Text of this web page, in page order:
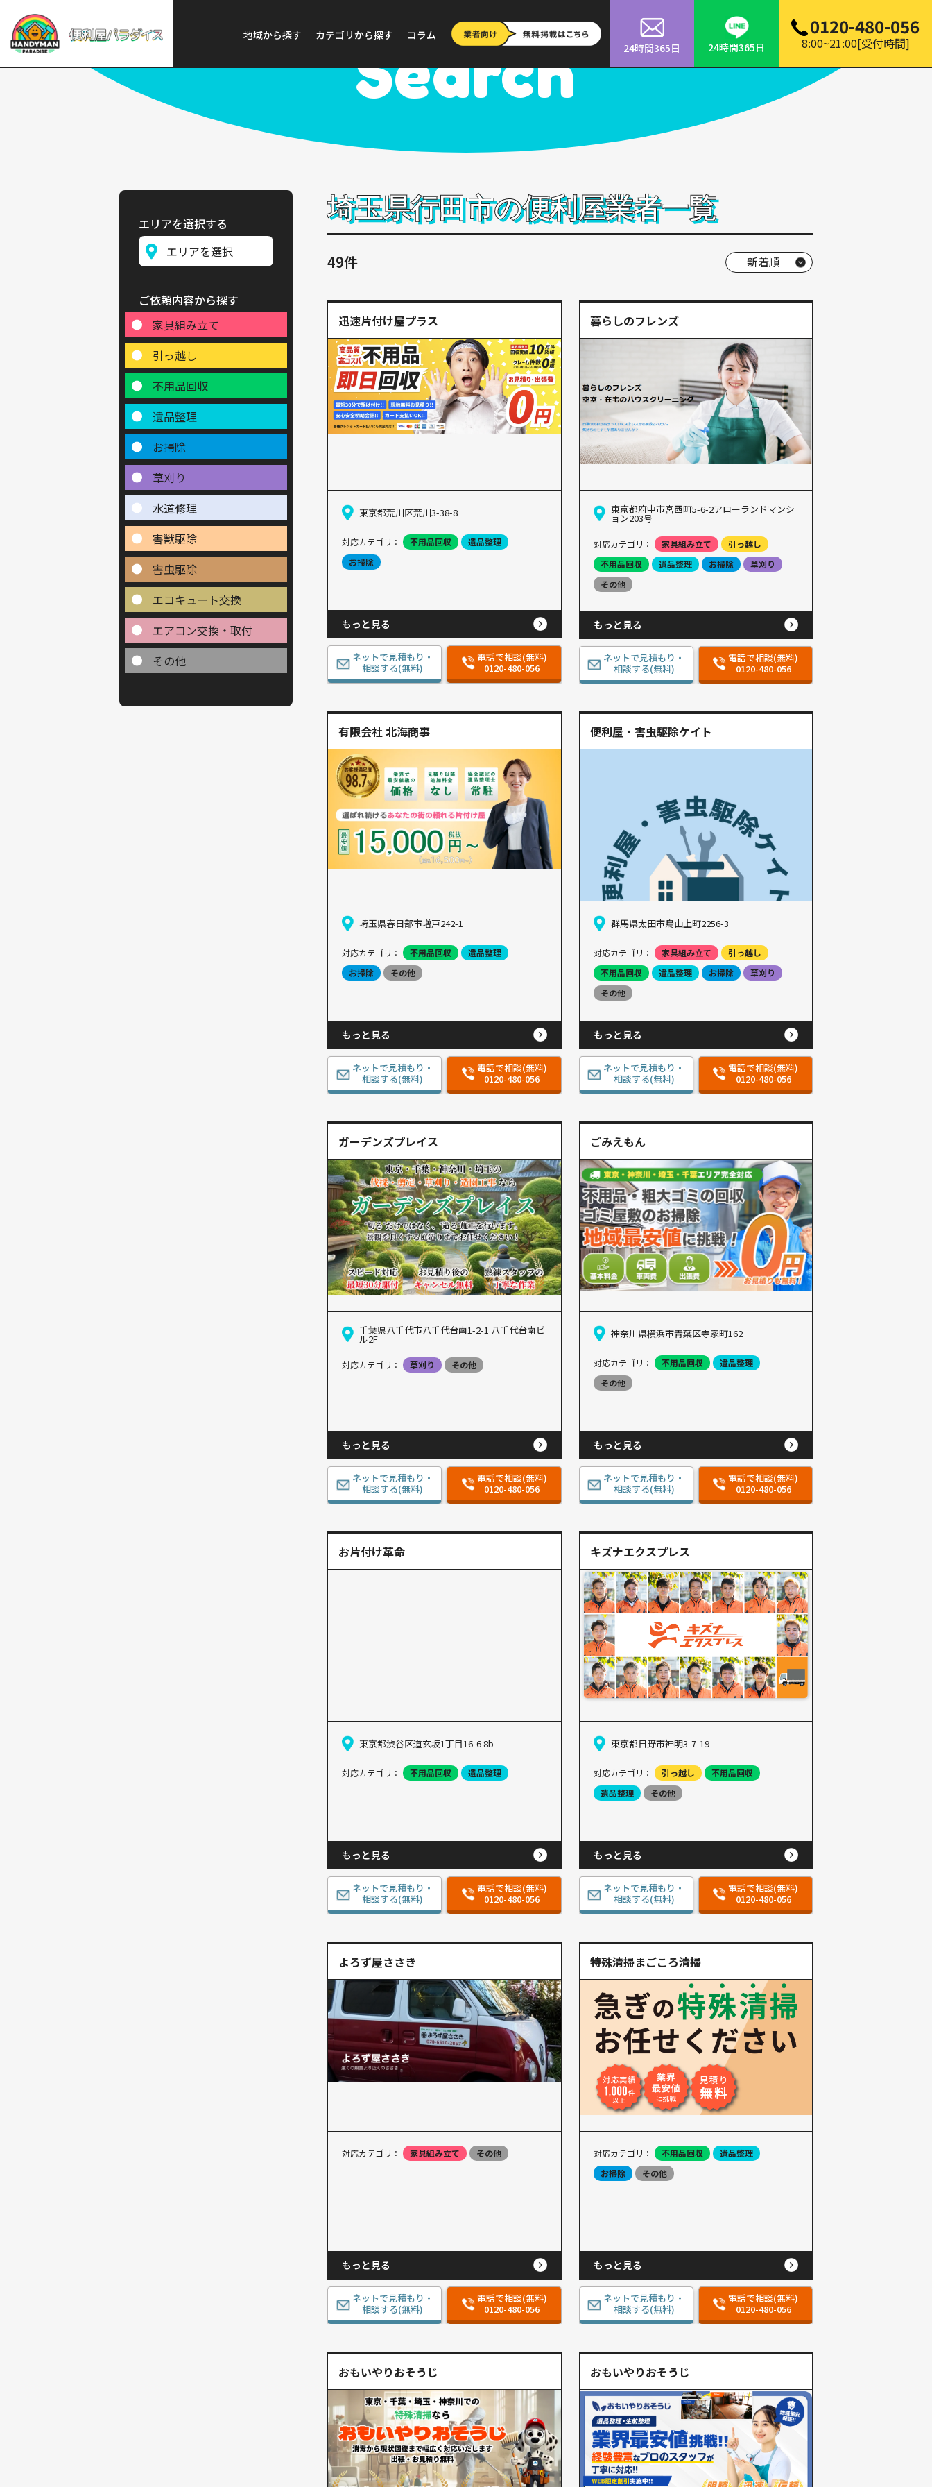
地域から探す カテゴリから探す
コラム
24時間365日
24時間365日
0120-480-056
8:00~21:00[受付時間]
Search
埼玉県行田市の便利屋業者一覧
49件
迅速片付け屋プラス
東京都荒川区荒川3-38-8
対応カテゴリ： 不用品回収
遺品整理
お掃除
もっと見る
ネットで見積もり・
相談する(無料)
電話で相談(無料)
0120-480-056
暮らしのフレンズ
東京都府中市宮西町5-6-2アローランドマンシ
ョン203号
対応カテゴリ： 家具組み立て
引っ越し
不用品回収
遺品整理 お掃除
草刈り
その他
もっと見る
ネットで見積もり・
相談する(無料)
電話で相談(無料)
0120-480-056
有限会社 北海商事
埼玉県春日部市増戸242-1
対応カテゴリ： 不用品回収
遺品整理
お掃除
その他
もっと見る
ネットで見積もり・
相談する(無料)
電話で相談(無料)
0120-480-056
便利屋・害虫駆除ケイト
群馬県太田市鳥山上町2256-3
対応カテゴリ： 家具組み立て
引っ越し
不用品回収
遺品整理 お掃除
草刈り
その他
もっと見る
ネットで見積もり・
相談する(無料)
電話で相談(無料)
0120-480-056
ガーデンズプレイス
千葉県八千代市八千代台南1-2-1 八千代台南ビ
ル2F
対応カテゴリ： 草刈り その他
もっと見る
ネットで見積もり・
相談する(無料)
電話で相談(無料)
0120-480-056
ごみえもん
神奈川県横浜市青葉区寺家町162
対応カテゴリ： 不用品回収
遺品整理
その他
もっと見る
ネットで見積もり・
相談する(無料)
電話で相談(無料)
0120-480-056
お片付け革命
東京都渋谷区道玄坂1丁目16-6 8b
対応カテゴリ： 不用品回収 遺品整理
もっと見る
ネットで見積もり・
相談する(無料)
電話で相談(無料)
0120-480-056
キズナエクスプレス
東京都日野市神明3-7-19
対応カテゴリ： 引っ越し
不用品回収
遺品整理
その他
もっと見る
ネットで見積もり・
相談する(無料)
電話で相談(無料)
0120-480-056
よろず屋ささき
対応カテゴリ： 家具組み立て その他
もっと見る
ネットで見積もり・
相談する(無料)
電話で相談(無料)
0120-480-056
特殊清掃まごころ清掃
対応カテゴリ： 不用品回収
遺品整理
お掃除
その他
もっと見る
ネットで見積もり・
相談する(無料)
電話で相談(無料)
0120-480-056
おもいやりおそうじ おもいやりおそうじ
エリアを選択する
ご依頼内容から探す
家具組み立て
引っ越し
不用品回収
遺品整理
お掃除
草刈り
水道修理
害獣駆除
害虫駆除
エコキュート交換
エアコン交換・取付
その他